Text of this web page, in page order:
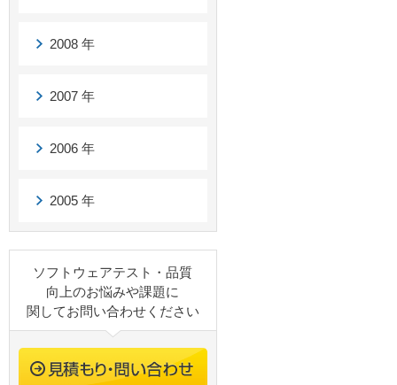
2008 年
2007 年
2006 年
2005 年
ソフトウェアテスト・品質
向上のお悩みや課題に
関してお問い合わせください